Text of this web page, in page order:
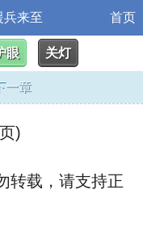
兵来至 首页
眼 关灯
一章
)
载，请支持正